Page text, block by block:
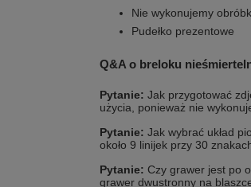
Nie wykonujemy
Pudełko prezentowe
Q&A o breloku
Pytanie: Jak przygotować
użycia, ponieważ nie
Pytanie: Jak wybrać układ
około 9 linijek przy 30
Pytanie: Czy grawer jest po
grawer dwustronny na